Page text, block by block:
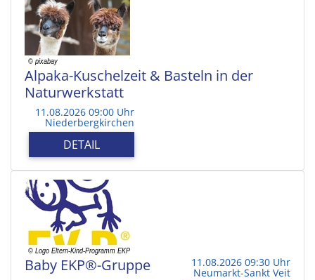
Alpaka-Kuschelzeit & Basteln in der
Naturwerkstatt
11.08.2026 09:00 Uhr
Niederbergkirchen
DETAIL
Baby EKP®-Gruppe 11.08.2026 09:30 Uhr
Neumarkt-Sankt Veit